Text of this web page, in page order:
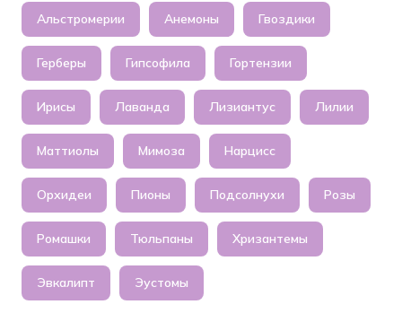
Альстромерии Анемоны Гвоздики
Герберы Гипсофила Гортензии
Ирисы Лаванда Лизиантус Лилии
Маттиолы Мимоза Нарцисс
Орхидеи Пионы Подсолнухи Розы
Ромашки Тюльпаны Хризантемы
Эвкалипт Эустомы